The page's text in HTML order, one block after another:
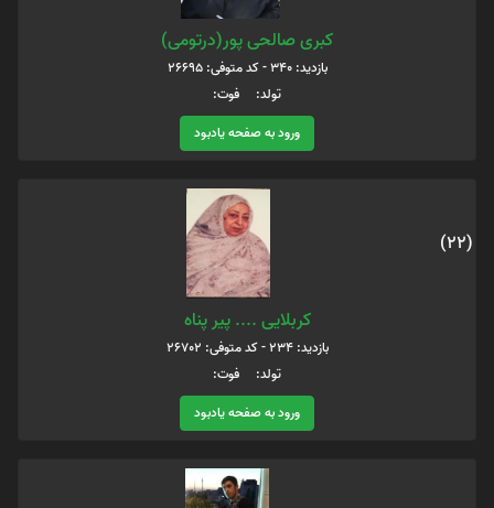
کبری صالحی پور(درتومی)
بازدید: 340 - کد متوفی: 26695
تولد: فوت:
ورود به صفحه یادبود
(22)
کربلایی .... پیر پناه
بازدید: 234 - کد متوفی: 26702
تولد: فوت:
ورود به صفحه یادبود